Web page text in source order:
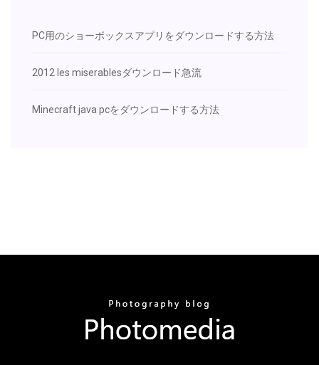
PC用のショーボックスアプリをダウンロードする方法
2012 les miserablesダウンロード急流
Minecraft java pcをダウンロードする方法